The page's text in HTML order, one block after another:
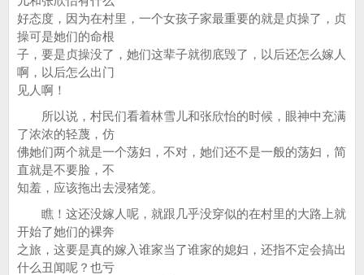
好态度，因为在村里，一个女孩子家最重要的就是贞操了，贞
操可是她们的命根
子，要是贞操没了，她们这辈子就彻底毁了，以后还怎么嫁人
啊，以后怎么出门
见人啊！
所以说，村民们看着林雪儿和张欣怡的时候，眼神中充满
了浓浓的轻蔑，仿
佛她们两个就是一个荡妇，不对，她们还不是一般的荡妇，简
直就是不要脸，不
知羞，应该拖出去浸猪笼。
瞧！这还没嫁人呢，就跟几乎没穿似的在村里的大路上就
开始了她们的裸奔
之旅，这要是真的嫁入谁家当了谁家的媳妇，还指不定会搞出
什么丑闻呢？也亏